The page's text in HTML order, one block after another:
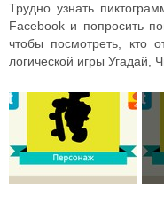
Трудно узнать
Facebook и попросить
чтобы посмотреть, кто
логической игры Угадай,